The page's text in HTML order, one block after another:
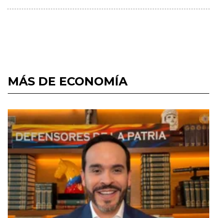
MÁS DE ECONOMÍA